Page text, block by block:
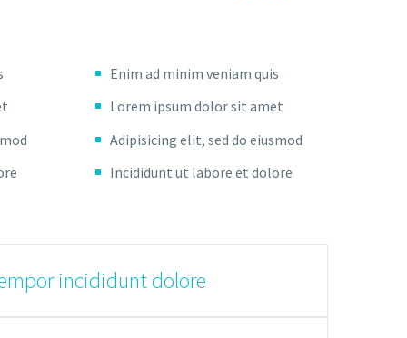
Enim ad minim veniam quis
Lorem ipsum dolor sit amet
Adipisicing elit, sed do eiusmod
Incididunt ut labore et dolore
incididunt dolore